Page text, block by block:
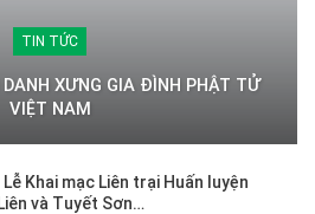
TIN TỨC
XƯNG GIA ĐÌNH PHẬT TỬ
VIỆT NAM
Khai mạc Liên trại Huấn luyện
và Tuyết Sơn…